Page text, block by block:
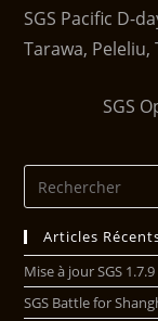
SGS Pacific D-
Tarawa, Peleliu,
SGS
Articles
Mise à jour SGS 1.7.9
SGS Battle for